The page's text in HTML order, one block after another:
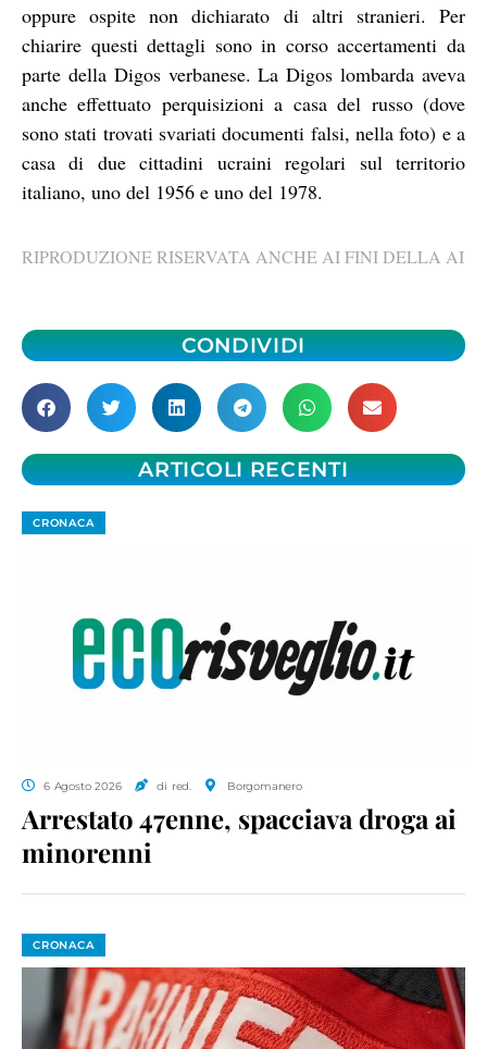
oppure ospite non dichiarato di altri stranieri. Per
chiarire questi dettagli sono in corso accertamenti da
parte della Digos verbanese. La Digos lombarda aveva
anche effettuato perquisizioni a casa del russo (dove
sono stati trovati svariati documenti falsi, nella foto) e a
casa di due cittadini ucraini regolari sul territorio
italiano, uno del 1956 e uno del 1978.
RIPRODUZIONE RISERVATA ANCHE AI FINI DELLA AI
CONDIVIDI
ARTICOLI RECENTI
CRONACA
6 Agosto 2026 di red. Borgomanero
Arrestato 47enne, spacciava droga ai
minorenni
CRONACA